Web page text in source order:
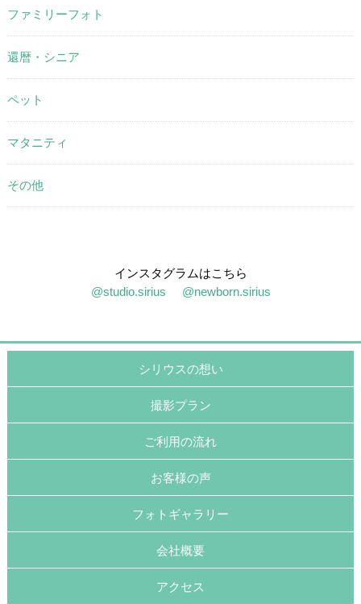
ファミリーフォト
還暦・シニア
ペット
マタニティ
その他
インスタグラムはこちら
@studio.sirius
@newborn.sirius
シリウスの想い
撮影プラン
ご利用の流れ
お客様の声
フォトギャラリー
会社概要
アクセス